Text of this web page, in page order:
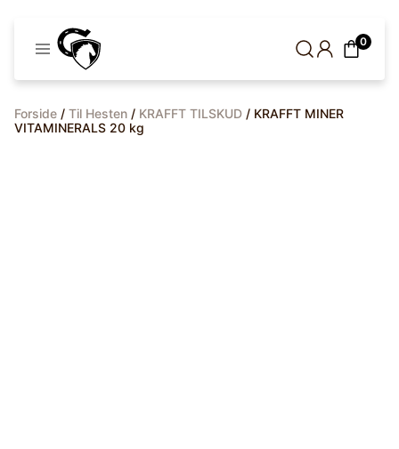
0
Forside / Til Hesten / KRAFFT TILSKUD / KRAFFT MINER
VITAMINERALS 20 kg